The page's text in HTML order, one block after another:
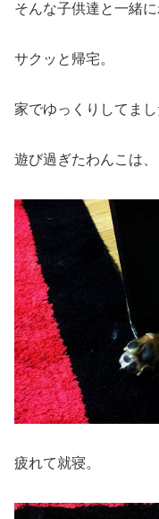
そんな子供達と一緒
サクッと帰宅。
家でゆっくりしてまし
遊び過ぎたわんこは、
疲れて就寝。